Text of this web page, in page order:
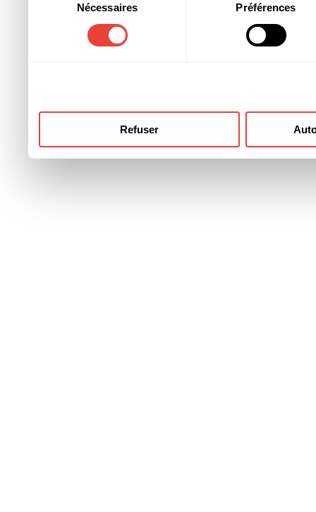
d'autres informations
ont collectées lors de
consentement
Nécessaires Préférences
Refuser